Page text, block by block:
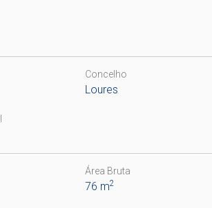
Concelho
Loures
Área Bruta
76 m2